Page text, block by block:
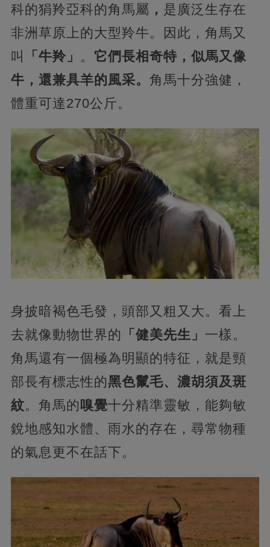
科的狷羚亞科的角馬屬 ， 是廣泛生存在
非洲草原上的大型羚牛。因此，角馬又
叫
「牛羚」 。 它們長相奇特，似馬又像
牛，還兼具羊的風采。 角馬十分強健，
體重可達270公斤。
身披暗褐色毛發，頭部又粗又大。看上
去就像動物世界的
「健美先生」 一樣。
角馬還有一個極為明顯的特征，就是頸
部長有標志性的黑色鬣毛、濃胡須及斑
紋。角馬的 嗅覺十分精準靈敏，能夠敏
銳地感知水體、雨水的存在，尋常物種
的氣息更不在話下。